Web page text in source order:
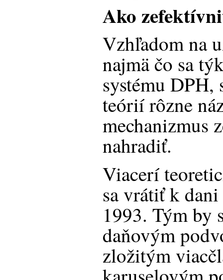
Ako
Vzhľadom na
najmä čo sa
systému
teórií rôzne
mechanizmus
nahradiť.
Viacerí
sa vrátiť k
1993. Tým by
daňovým
zložitým